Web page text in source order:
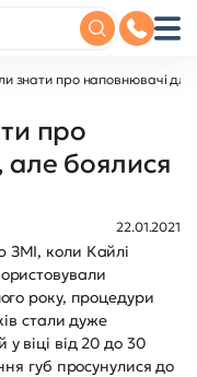
знати про наповнювачі
про
але боялися
22.01.2021
коли Кайлі
року, процедури
стали дуже
віці від 20 до 30
губ просунулися до